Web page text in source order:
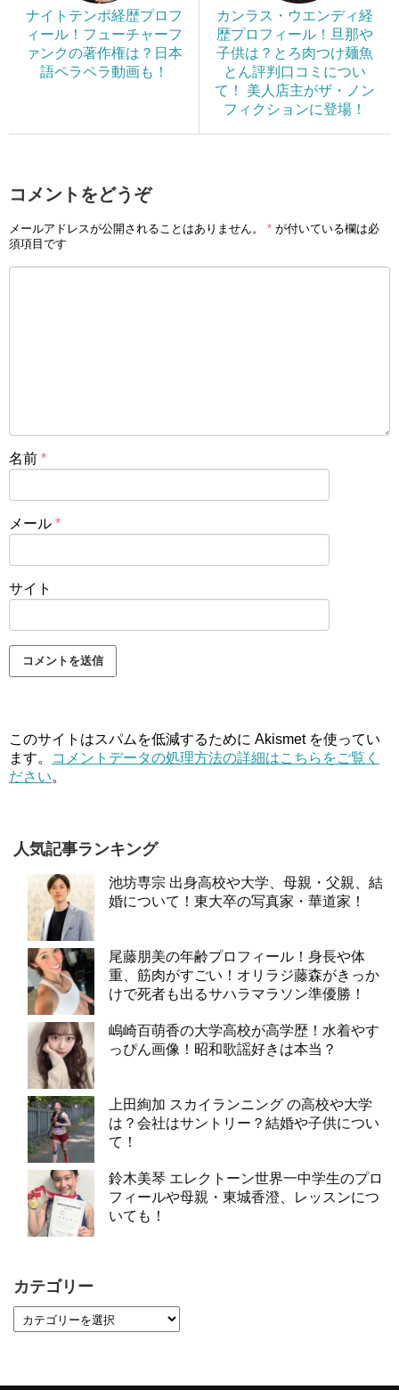
ナイトテンポ経歴プロフ
ィール！フューチャーフ
ァンクの著作権は？日本
語ペラペラ動画も！
カンラス・ウエンディ経
歴プロフィール！旦那や
子供は？とろ肉つけ麺魚
とん評判口コミについ
て！ 美人店主がザ・ノン
フィクションに登場！
コメントをどうぞ
メールアドレスが公開されることはありません。 * が付いている欄は必
須項目です
名前 *
メール *
サイト
このサイトはスパムを低減するために Akismet を使ってい
ます。
コメントデータの処理方法の詳細はこちらをご覧く
ださい。
人気記事ランキング
池坊専宗 出身高校や大学、母親・父親、結
婚について！東大卒の写真家・華道家！
尾藤朋美の年齢プロフィール！身長や体
重、筋肉がすごい！オリラジ藤森がきっか
けで死者も出るサハラマラソン準優勝！
嶋崎百萌香の大学高校が高学歴！水着やす
っぴん画像！昭和歌謡好きは本当？
上田絢加 スカイランニング の高校や大学
は？会社はサントリー？結婚や子供につい
て！
鈴木美琴 エレクトーン世界一中学生のプロ
フィールや母親・東城香澄、レッスンにつ
いても！
カテゴリー